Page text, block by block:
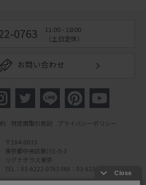
0763
11:00 - 18:00
（土日定休）
お問い合わせ
特定商取引表記 プライバシーポリシー
〒104-0033
東京都中央区新川1-9-3
リグナテラス東京
TEL：03-6222-0763 FAX：03-6222-0762